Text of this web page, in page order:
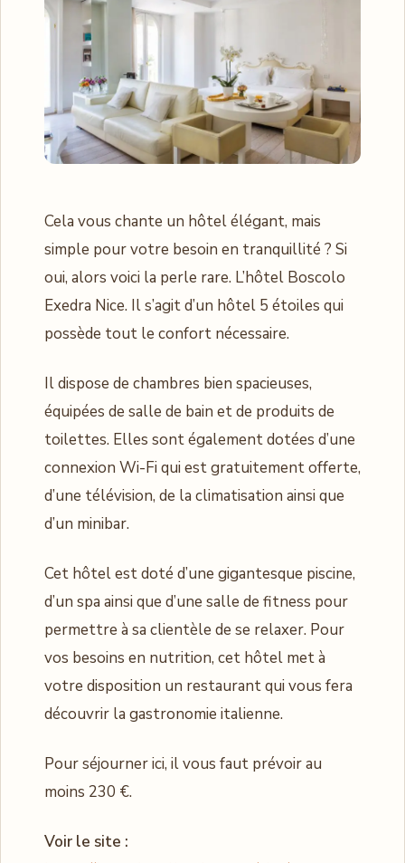
Cela vous chante un hôtel élégant, mais
simple pour votre besoin en tranquillité ? Si
oui, alors voici la perle rare. L’hôtel Boscolo
Exedra Nice. Il s’agit d’un hôtel 5 étoiles qui
possède tout le confort nécessaire.
Il dispose de chambres bien spacieuses,
équipées de salle de bain et de produits de
toilettes. Elles sont également dotées d’une
connexion Wi-Fi qui est gratuitement offerte,
d’une télévision, de la climatisation ainsi que
d’un minibar.
Cet hôtel est doté d’une gigantesque piscine,
d’un spa ainsi que d’une salle de fitness pour
permettre à sa clientèle de se relaxer. Pour
vos besoins en nutrition, cet hôtel met à
votre disposition un restaurant qui vous fera
découvrir la gastronomie italienne.
Pour séjourner ici, il vous faut prévoir au
moins 230 €.
Voir le site :